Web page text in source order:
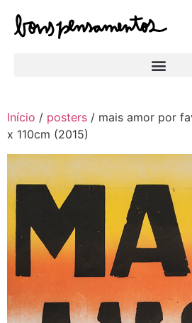
Início / posters / mais amor por
x 110cm (2015)